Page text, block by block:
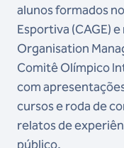
alunos formados
Esportiva (CAGE)
Organisation
Comitê Olímpico
com
cursos e roda de
relatos de
público.